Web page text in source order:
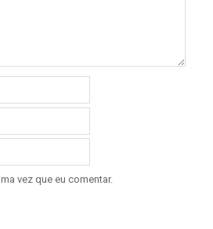
vez que eu comentar.